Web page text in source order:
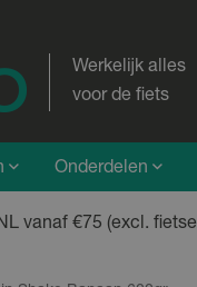
Werkelijk alles
voor de fiets
Onderdelen
vanaf €75 (excl.